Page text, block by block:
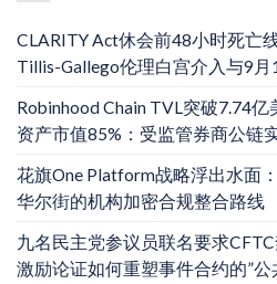
CLARITY Act休会前48小时死亡
Tillis-Gallego伦理白宫介入与9
Robinhood Chain TVL突破7.74
资产市值85%：受监管券商公链
花旗One Platform战略浮出水面
华尔街的机构加密合规整合路线
九名民主党参议员联名要求
激励论证如何重塑事件合约的”公